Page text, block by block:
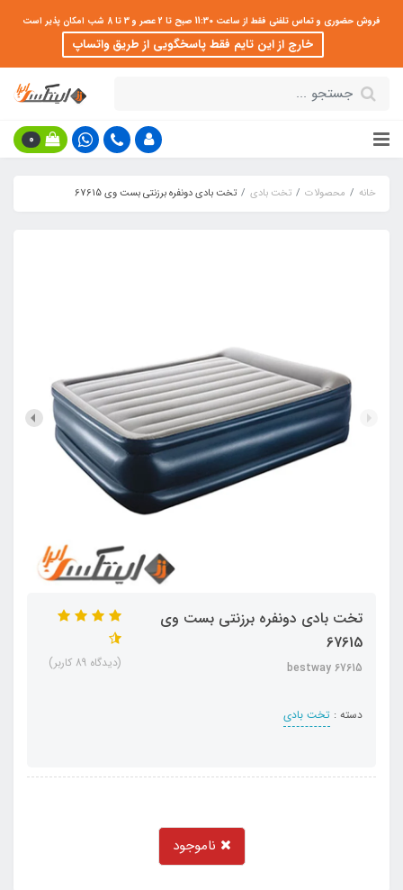
فروش حضوری و تماس تلفنی فقط از ساعت 11:30 صبح تا 2 عصر و 3 تا 8 شب امکان پذیر است
خارج از این تایم فقط پاسخگویی از طریق واتساپ
0
خانه محصولات تخت بادی تخت بادی دونفره برزنتی بست وی 67615
تخت بادی دونفره برزنتی بست وی
67615
bestway 67615
دسته : تخت بادی
(دیدگاه 89 کاربر)
ناموجود